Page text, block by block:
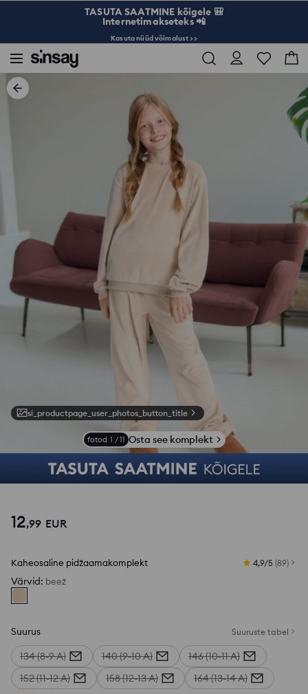
TASUTA SAATMINE kõigele 🎒
Internetimakseteks 📲
Kasuta nüüd võimalust >>
si_productpage_user_photos_button_title
fotod 1 /11 Osta see komplekt
12,99 EUR
Kaheosaline pidžaamakomplekt 4,9/5 (89)
Värvid: beež
Suurus Suuruste tabel
134 (8-9 A) 140 (9-10 A)
146 (10-11 A)
152 (11-12 A)
158 (12-13 A) 164 (13-14 A)